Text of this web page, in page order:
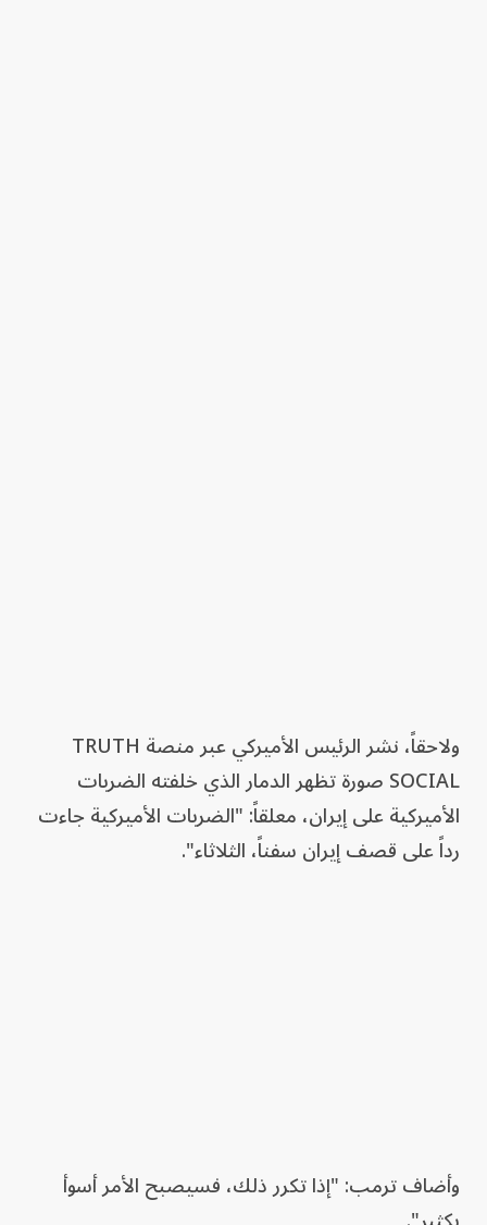
ولاحقاً، نشر الرئيس الأميركي عبر منصة TRUTH
SOCIAL صورة تظهر الدمار الذي خلفته الضربات
الأميركية على إيران، معلقاً: "الضربات الأميركية جاءت
رداً على قصف إيران سفناً، الثلاثاء".
وأضاف ترمب: "إذا تكرر ذلك، فسيصبح الأمر أسوأ